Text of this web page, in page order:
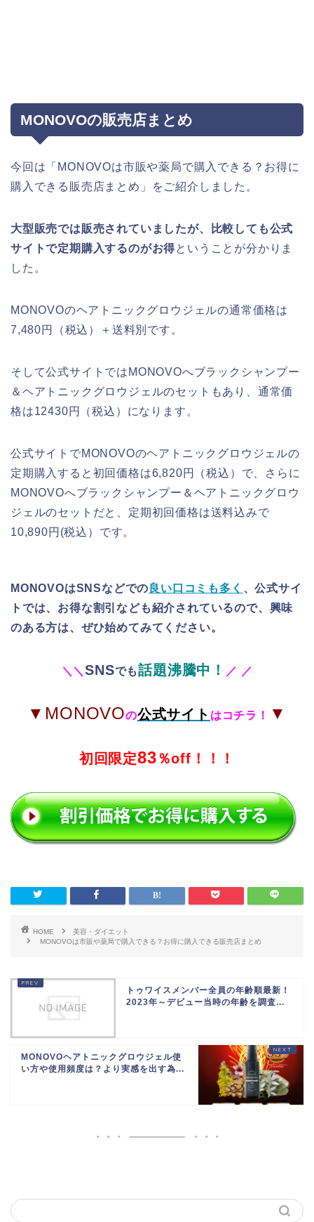
MONOVOの販売店まとめ
今回は「MONOVOは市販や薬局で購入できる？お得に
購入できる販売店まとめ」をご紹介しました。
大型販売では販売されていましたが、
比較しても公式
サイトで定期購入するのがお得ということが分かりま
した。
MONOVOのヘアトニックグロウジェルの通常価格は
7,480円（税込）＋送料別です。
そして公式サイトではMONOVOへブラックシャンプー
＆ヘアトニックグロウジェルのセットもあり、通常価
格は12430円（税込）になります。
公式サイトでMONOVOのヘアトニックグロウジェルの
定期購入すると初回価格は6,820円（税込）で、さらに
MONOVOへブラックシャンプー＆ヘアトニックグロウ
ジェルのセットだと、定期初回価格は送料込みで
10,890円(税込）です。
MONOVOはSNSなどでの 良い口コミも多く 、公式サイ
トでは、お得な割引なども紹介されているので、興味
のある方は、ぜひ始めてみてください。
＼ ＼SNSでも話題沸騰中！ ／ ／
▼MONOVOの公式サイト はコチラ！ ▼
初回限定83 ％off！！！
HOME
美容・ダイエット
MONOVOは市販や薬局で購入できる？お得に購入できる販売店まとめ
トゥワイスメンバー全員の年齢順最新！
2023年～デビュー当時の年齢を調査...
MONOVOヘアトニックグロウジェル使
い方や使用頻度は？より実感を出す為...